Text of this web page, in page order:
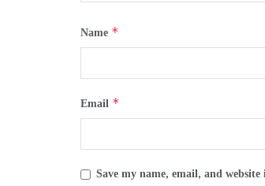
Name *
Email *
Save my name, email, and